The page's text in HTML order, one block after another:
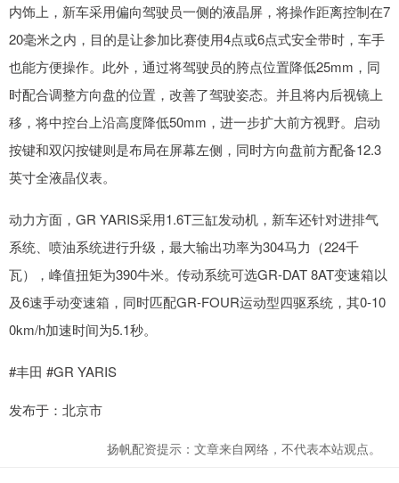
内饰上，新车采用偏向驾驶员一侧的液晶屏，将操作距离控制在7
20毫米之内，目的是让参加比赛使用4点或6点式安全带时，车手
也能方便操作。此外，通过将驾驶员的胯点位置降低25mm，同
时配合调整方向盘的位置，改善了驾驶姿态。并且将内后视镜上
移，将中控台上沿高度降低50mm，进一步扩大前方视野。启动
按键和双闪按键则是布局在屏幕左侧，同时方向盘前方配备12.3
英寸全液晶仪表。
动力方面，GR YARIS采用1.6T三缸发动机，新车还针对进排气
系统、喷油系统进行升级，最大输出功率为304马力（224千
瓦），峰值扭矩为390牛米。传动系统可选GR-DAT 8AT变速箱以
及6速手动变速箱，同时匹配GR-FOUR运动型四驱系统，其0-10
0km/h加速时间为5.1秒。
#丰田 #GR YARIS
发布于：北京市
扬帆配资提示：文章来自网络，不代表本站观点。